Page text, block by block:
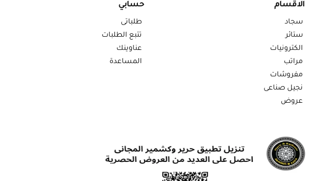
الاقسام
سجاد
ستائر
الكترونيات
مراتب
مفروشات
نجيل صناعى
عروض
حسابي
طلباتى
تتبع الطلبات
عناوينك
المساعدة